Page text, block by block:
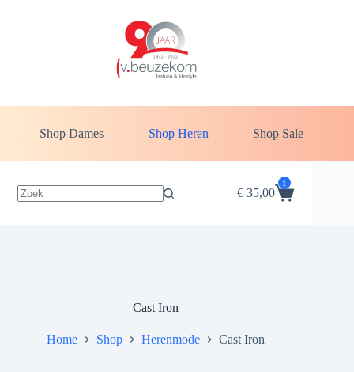
Shop Dames Shop Heren Shop Sale
€35,00
1
Cast Iron
Home Shop Herenmode Cast Iron